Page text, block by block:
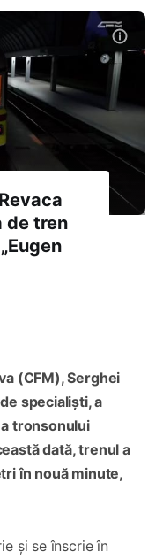
de tren
(CFM), Serghei
specialiști, a
tronsonului
dată, trenul a
în nouă minute,
și se înscrie în